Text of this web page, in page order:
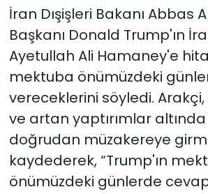
İran Dışişleri Bakanı Abbas
Başkanı Donald Trump'ın
Ayetullah Ali Hamaney'e
mektuba önümüzdeki
vereceklerini söyledi.
ve artan yaptırımlar
doğrudan müzakereye
kaydederek, “Trump'ın
önümüzdeki günlerde